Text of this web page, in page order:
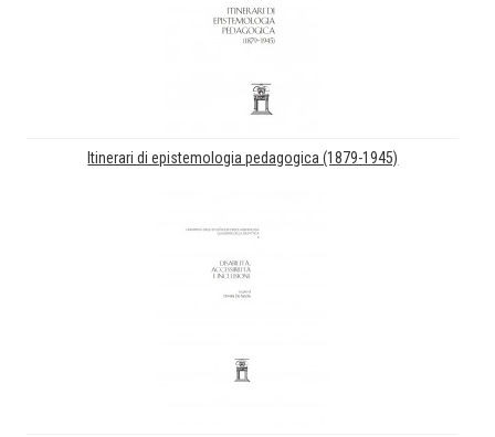
Itinerari di epistemologia pedagogica (1879-1945)